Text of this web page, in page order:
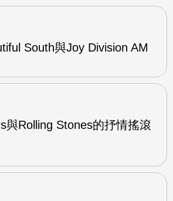
South與Joy Division AM
與Rolling Stones的抒情搖滾